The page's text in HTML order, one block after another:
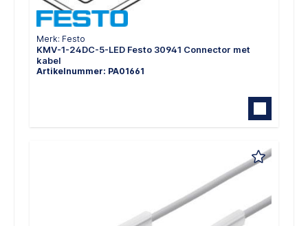
Merk: Festo
KMV-1-24DC-5-LED Festo 30941 Connector met
kabel
Artikelnummer: PA01661